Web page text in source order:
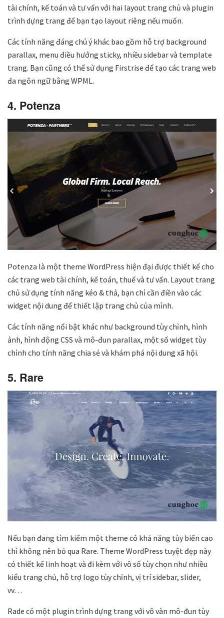
tài chính, kế toán và tư vấn với hai layout trang chủ và plugin
trình dựng trang để bạn tạo layout riêng nếu muốn.
Các tính năng đáng chú ý khác bao gồm hỗ trợ background
parallax, menu điều hướng sticky, nhiều sidebar và template
trang. Bạn cũng có thể sử dụng Firstrise để tạo các trang web
đa ngôn ngữ bằng WPML.
4. Potenza
Potenza là một theme WordPress hiện đại được thiết kế cho
các trang web tài chính, kế toán, thuế và tư vấn. Layout trang
chủ sử dụng tính năng kéo & thả, bạn chỉ cần điền vào các
widget nội dung để thiết lập trang chủ của mình.
Các tính năng nổi bật khác như background tùy chỉnh, hình
ảnh, hình động CSS và mô-đun parallax, một số widget tùy
chỉnh cho tính năng chia sẻ và khám phá nội dung xã hội.
5. Rare
Nếu bạn đang tìm kiếm một theme có khả năng tùy biến cao
thì không nên bỏ qua Rare. Theme WordPress tuyệt đẹp này
có thiết kế linh hoạt và đi kèm với vô số tùy chọn như nhiều
kiểu trang chủ, hỗ trợ logo tùy chỉnh, vị trí sidebar, slider,
vv…
Rade có một plugin trình dựng trang với vô vàn mô-đun tùy